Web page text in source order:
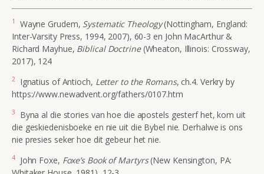
1 Wayne Grudem, Systematic Theology(Nottingham, England:
Inter-Varsity Press, 1994, 2007), 60-3 en John MacArthur &
Richard Mayhue, Biblical Doctrine(Wheaton, Illinois: Crossway,
2017), 124
2Ignatius of Antioch, Letter to the Romans, ch.4. Verkry by
https://www.newadvent.org/fathers/0107.htm
3
Byna al die stories van hoe die apostels gesterf het, kom uit
die geskiedenisboeke en nie uit die Bybel nie. Derhalwe is ons
nie presies seker hoe dit gebeur het nie.
4John Foxe, Foxe’s Book of Martyrs(New Kensington, PA: